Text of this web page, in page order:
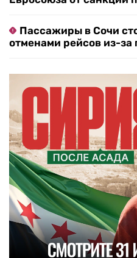
Пассажиры в Сочи
отменами рейсов из-за